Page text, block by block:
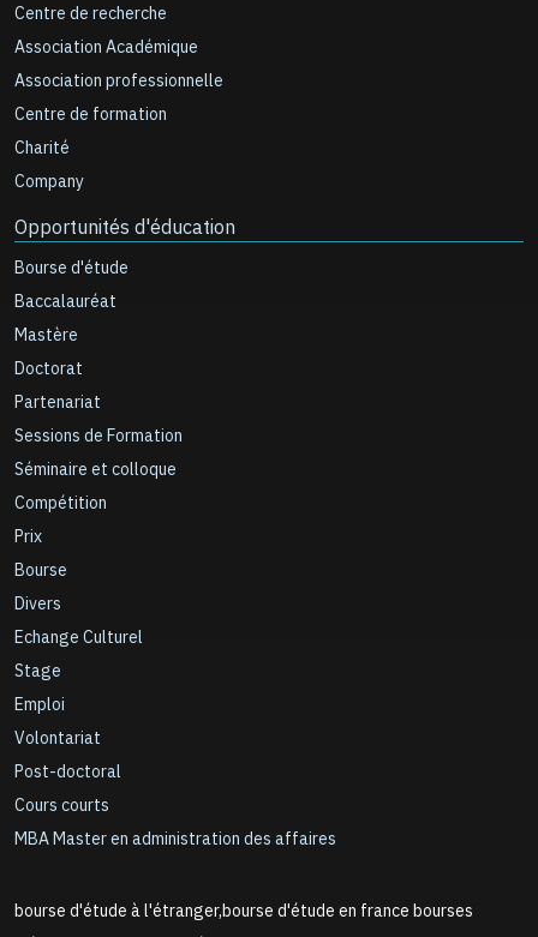
Centre de recherche
Association Académique
Association professionnelle
Centre de formation
Charité
Company
Opportunités d'éducation
Bourse d'étude
Baccalauréat
Mastère
Doctorat
Partenariat
Sessions de Formation
Séminaire et colloque
Compétition
Prix
Bourse
Divers
Echange Culturel
Stage
Emploi
Volontariat
Post-doctoral
Cours courts
MBA Master en administration des affaires
bourse d'étude à l'étranger,bourse d'étude en france bourses